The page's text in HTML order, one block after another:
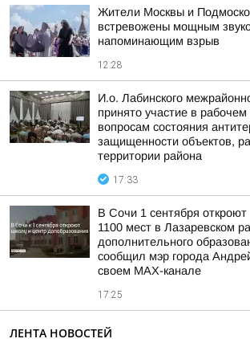
Жители Москвы и
встревожены мощным
напоминающим взрыв
12:28
И.о. Лабинского
принято участие в
вопросам состояния
защищенности объектов,
территории района
17:33
В Сочи 1 сентября
1100 мест в Лазаревском
дополнительного
сообщил мэр города
своем MAX-канале
17:25
ЛЕНТА НОВОСТЕЙ